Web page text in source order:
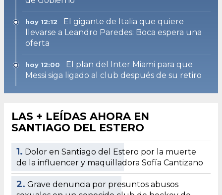
hoy 12:12
El gigante de Italia que quiere
llevarse a Leandro Paredes: Boca espera una
oferta
hoy 12:00
El plan del Inter Miami para que
Messi siga ligado al club después de su retiro
LAS + LEÍDAS AHORA EN
SANTIAGO DEL ESTERO
1. Dolor en Santiago del Estero por la muerte
de la influencer y maquilladora Sofía Cantizano
2. Grave denuncia por presuntos abusos